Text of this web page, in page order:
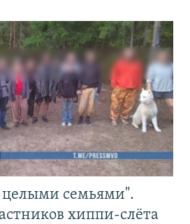
семьями".
хиппи-слёта